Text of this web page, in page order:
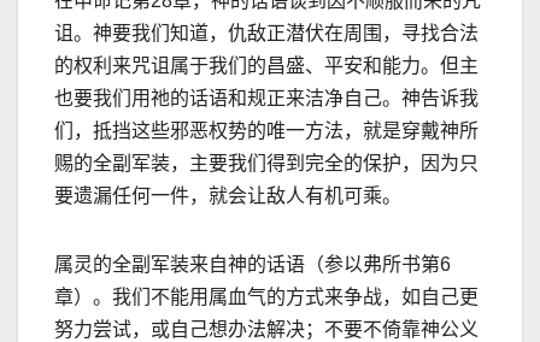
诅。神要我们知道，仇敌正潜伏在周围，寻找合法
的权利来咒诅属于我们的昌盛、平安和能力。但主
也要我们用祂的话语和规正来洁净自己。神告诉我
们，抵挡这些邪恶权势的唯一方法，就是穿戴神所
赐的全副军装，主要我们得到完全的保护，因为只
要遗漏任何一件，就会让敌人有机可乘。
属灵的全副军装来自神的话语（参以弗所书第6
章）。我们不能用属血气的方式来争战，如自己更
努力尝试，或自己想办法解决；不要不倚靠神公义